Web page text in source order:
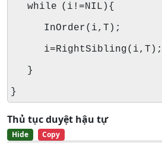
while (i!=NIL){
InOrder(i,T);
i=RightSibling(i,T);
}
}
Thủ tục duyệt hậu tự
Hide Copy